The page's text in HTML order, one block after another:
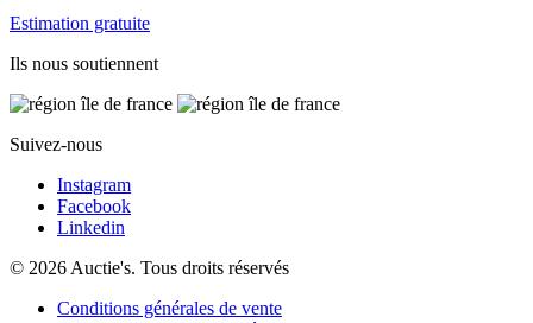
Estimation gratuite
Ils nous soutiennent
Suivez-nous
Instagram
Facebook
Linkedin
© 2026 Auctie's. Tous droits réservés
Conditions générales de vente